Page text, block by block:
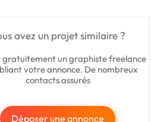
avez un projet similaire ?
gratuitement un graphiste freelance
votre annonce. De nombreux
contacts assurés
Déposer une annonce